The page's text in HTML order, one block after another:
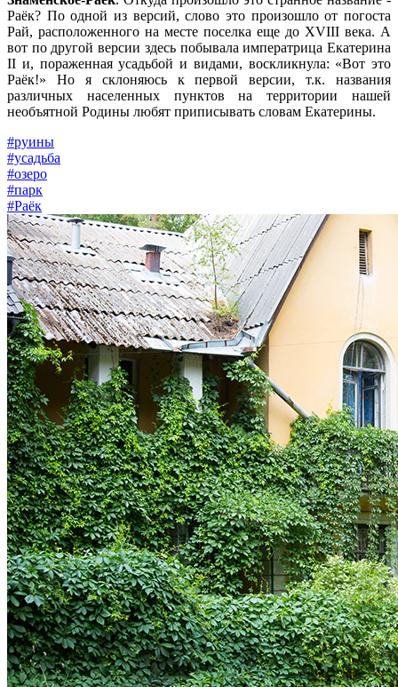
Раёк? По одной из версий, слово это произошло от погоста
Рай, расположенного на месте поселка еще до XVIII века. А
вот по другой версии здесь побывала императрица Екатерина
II и, пораженная усадьбой и видами, воскликнула: «Вот это
Раёк!» Но я склоняюсь к первой версии, т.к. названия
различных населенных пунктов на территории нашей
необъятной Родины любят приписывать словам Екатерины.
#руины
#усадьба
#озеро
#парк
#Раёк